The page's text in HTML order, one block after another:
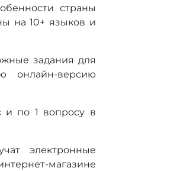
страны
на 10+ языков и
задания для
онлайн-версию
и по 1 вопросу в
электронные
магазине